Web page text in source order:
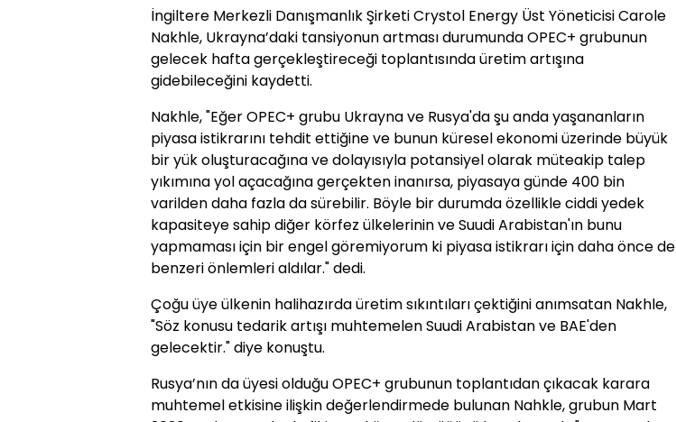
İngiltere Merkezli Danışmanlık Şirketi Crystol Energy Üst Yöneticisi Carole
Nakhle, Ukrayna’daki tansiyonun artması durumunda OPEC+ grubunun
gelecek hafta gerçekleştireceği toplantısında üretim artışına
gidebileceğini kaydetti.
Nakhle, "Eğer OPEC+ grubu Ukrayna ve Rusya'da şu anda yaşananların
piyasa istikrarını tehdit ettiğine ve bunun küresel ekonomi üzerinde büyük
bir yük oluşturacağına ve dolayısıyla potansiyel olarak müteakip talep
yıkımına yol açacağına gerçekten inanırsa, piyasaya günde 400 bin
varilden daha fazla da sürebilir. Böyle bir durumda özellikle ciddi yedek
kapasiteye sahip diğer körfez ülkelerinin ve Suudi Arabistan'ın bunu
yapmaması için bir engel göremiyorum ki piyasa istikrarı için daha önce de
benzeri önlemleri aldılar." dedi.
Çoğu üye ülkenin halihazırda üretim sıkıntıları çektiğini anımsatan Nakhle,
"Söz konusu tedarik artışı muhtemelen Suudi Arabistan ve BAE'den
gelecektir." diye konuştu.
Rusya’nın da üyesi olduğu OPEC+ grubunun toplantıdan çıkacak karara
muhtemel etkisine ilişkin değerlendirmede bulunan Nahkle, grubun Mart